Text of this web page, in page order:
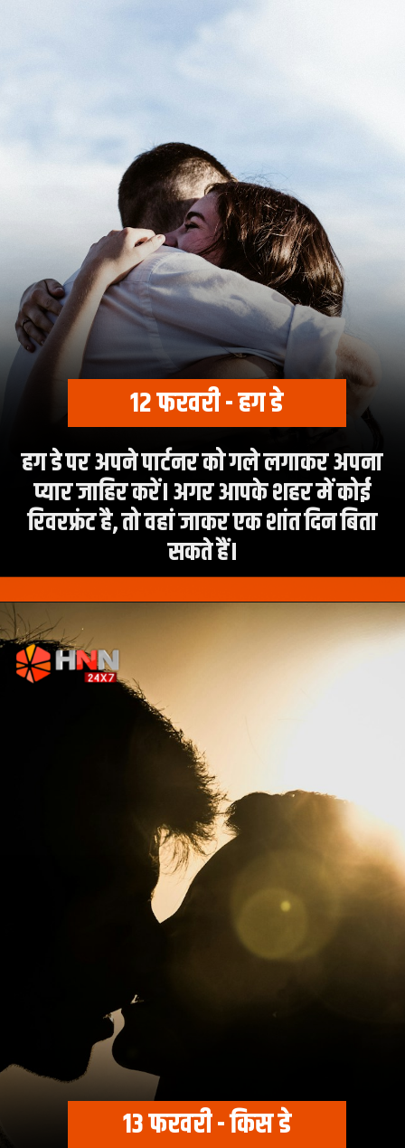
हग डे पर अपने पार्टनर को गले लगाकर अपना
प्यार जाहिर करें। अगर आपके शहर में कोई
रिवरफ्रंट है, तो वहां जाकर एक शांत दिन बिता
12 फरवरी - हग डे
13 फरवरी - किस डे